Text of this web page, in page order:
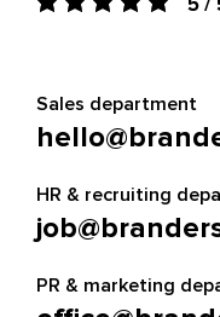
Sales department
HR & recruiting
PR & marketing